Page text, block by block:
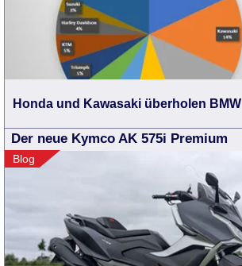
Honda und Kawasaki überholen BMW
Der neue Kymco AK 575i Premium
Blog